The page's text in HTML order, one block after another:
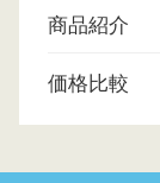
商品紹介
価格比較